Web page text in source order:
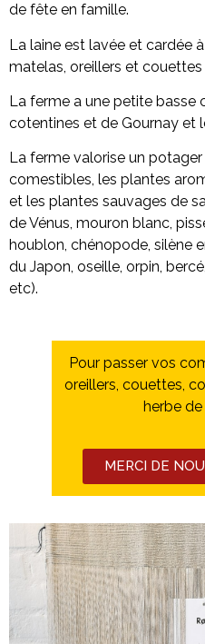
de fête en famille.
La laine est lavée et cardée
matelas, oreillers et
La ferme a une petite
cotentines et de Gournay et
La ferme valorise un
comestibles, les plantes
et les plantes sauvages de
de Vénus, mouron blanc,
houblon, chénopode, silène
du Japon, oseille, orpin,
etc).
Pour passer vos
oreillers, couettes,
herbe
MERCI DE